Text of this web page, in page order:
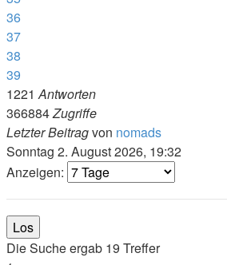
36
37
38
39
1221Antworten
366884Zugriffe
Letzter Beitragvon nomads
Sonntag 2. August 2026, 19:32
Anzeigen:
Die Suche ergab 19 Treffer